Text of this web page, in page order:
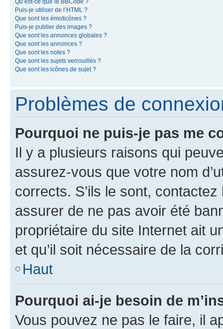
Qu’est-ce que le BBCode ?
Puis-je utiliser de l’HTML ?
Que sont les émoticônes ?
Puis-je publier des images ?
Que sont les annonces globales ?
Que sont les annonces ?
Que sont les notes ?
Que sont les sujets verrouillés ?
Que sont les icônes de sujet ?
Problèmes de
Pourquoi ne puis-je pas me
Il y a plusieurs raisons qui
assurez-vous que votre nom
corrects. S’ils le sont,
assurer de ne pas avoir été
propriétaire du site Internet ait
et qu’il soit nécessaire de la
Haut
Pourquoi ai-je besoin de
Vous pouvez ne pas le faire, il